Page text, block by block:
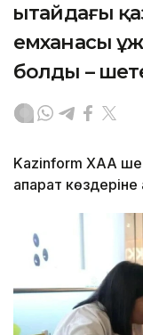
Қытайдағы
емханасы
болды –
Kazinform ХАА
ақпарат